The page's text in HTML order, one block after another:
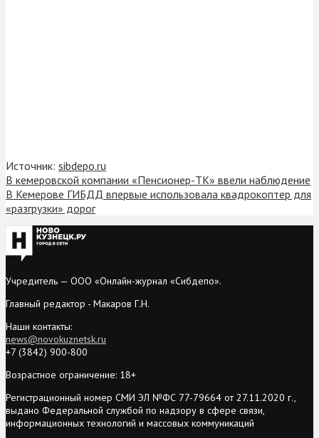
Источник: sibdepo.ru
В кемеровской компании «Пенсионер-ТК» ввели наблюдение
В Кемерове ГИБДД впервые использовала квадрокоптер для
«разгрузки» дорог
Учредитель — ООО «Онлайн-журнал «Сибдепо».
Главный редактор - Макаров Г.Н.
Наши контакты:
news@novokuznetsk.ru
+7 (3842) 900-800
Возрастное ограничение: 18+
Регистрационный номер СМИ ЭЛ №ФС 77-79664 от 27.11.2020 г.,
выдано Федеральной службой по надзору в сфере связи,
информационных технологий и массовых коммуникаций